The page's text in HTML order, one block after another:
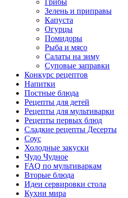
Зелень и приправы
Капуста
Огурцы
Помидоры
Рыба и мясо
Салаты на зиму
Суповые заправки
Конкурс рецептов
Напитки
Постные блюда
Рецепты для детей
Рецепты для мультиварки
Рецепты первых блюд
Сладкие рецепты Десерты
Соус
Холодные закуски
Чудо Чудное
FAQ по мультиваркам
Вторые блюда
Идеи сервировки стола
Кухни мира